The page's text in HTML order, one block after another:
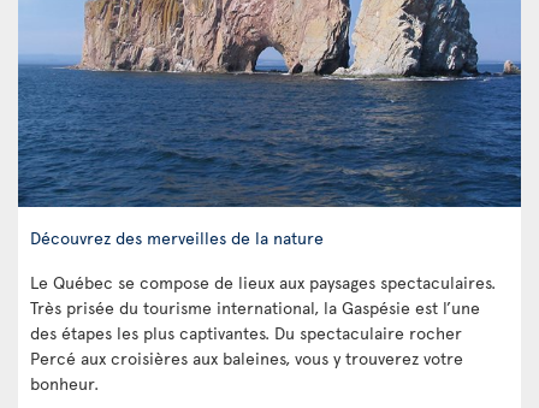
Découvrez des merveilles de la nature
Le Québec se compose de lieux aux paysages spectaculaires.
Très prisée du tourisme international, la Gaspésie est l’une
des étapes les plus captivantes. Du spectaculaire rocher
Percé aux croisières aux baleines, vous y trouverez votre
bonheur.